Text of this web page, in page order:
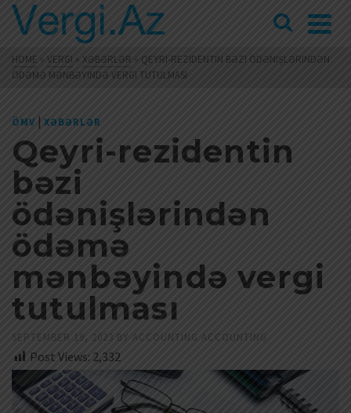
HOME » VERGI » XƏBƏRLƏR » QEYRI-REZIDENTIN BƏZI ÖDƏNIŞLƏRINDƏN
ÖDƏMƏ MƏNBƏYINDƏ VERGI TUTULMASI
ÖMV | XƏBƏRLƏR
Qeyri-rezidentin
bəzi
ödənişlərindən
ödəmə
mənbəyində vergi
tutulması
SEPTEMBER 19, 2023 BY ACCOUNTING ACCOUNTING
Post Views: 2,332